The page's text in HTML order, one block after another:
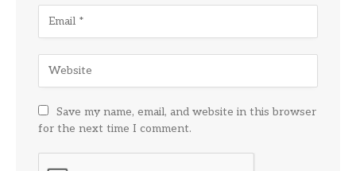
Save my name, email, and website in this browser
for the next time I comment.